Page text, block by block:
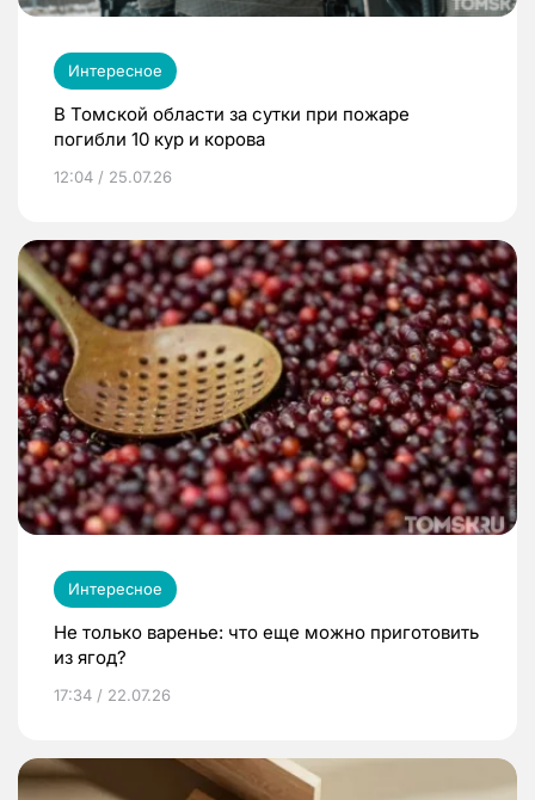
Интересное
В Томской области за сутки при пожаре
погибли 10 кур и корова
12:04 / 25.07.26
Интересное
Не только варенье: что еще можно приготовить
из ягод?
17:34 / 22.07.26